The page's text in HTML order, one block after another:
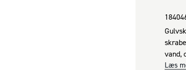
vand,
Læs